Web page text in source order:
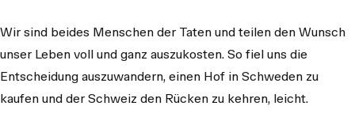
Wir sind beides Menschen der Taten und teilen den Wunsch
unser Leben voll und ganz auszukosten. So fiel uns die
Entscheidung auszuwandern, einen Hof in Schweden zu
kaufen und der Schweiz den Rücken zu kehren, leicht.